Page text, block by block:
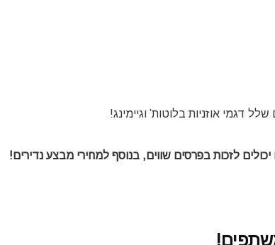
לזכות בפרסים שווים, בנוסף למחירי מבצע נדירים!